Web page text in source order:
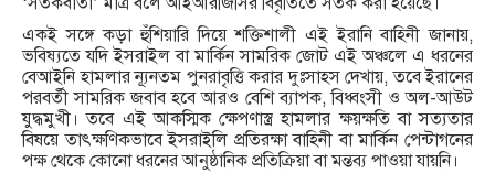
একই সঙ্গে কড়া হুঁশিয়ারি দিয়ে শক্তিশালী এই ইরানি বাহিনী জানায়,
ভবিষ্যতে যদি ইসরাইল বা মার্কিন সামরিক জোট এই অঞ্চলে এ ধরনের
বেআইনি হামলার ন্যূনতম পুনরাবৃত্তি করার দুঃসাহস দেখায়, তবে ইরানের
পরবর্তী সামরিক জবাব হবে আরও বেশি ব্যাপক, বিধ্বংসী ও অল-আউট
যুদ্ধমুখী। তবে এই আকস্মিক ক্ষেপণাস্ত্র হামলার ক্ষয়ক্ষতি বা সত্যতার
বিষয়ে তাৎক্ষণিকভাবে ইসরাইলি প্রতিরক্ষা বাহিনী বা মার্কিন পেন্টাগনের
পক্ষ থেকে কোনো ধরনের আনুষ্ঠানিক প্রতিক্রিয়া বা মন্তব্য পাওয়া যায়নি।